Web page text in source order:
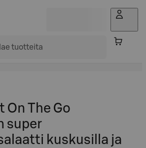
On The Go
super
kuskusilla ja